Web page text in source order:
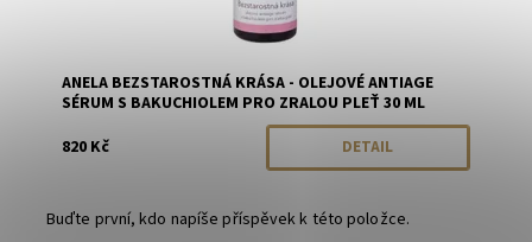
ANELA BEZSTAROSTNÁ KRÁSA - OLEJOVÉ ANTIAGE
SÉRUM S BAKUCHIOLEM PRO ZRALOU PLEŤ 30 ML
820 Kč
DETAIL
Buďte první, kdo napíše příspěvek k této položce.